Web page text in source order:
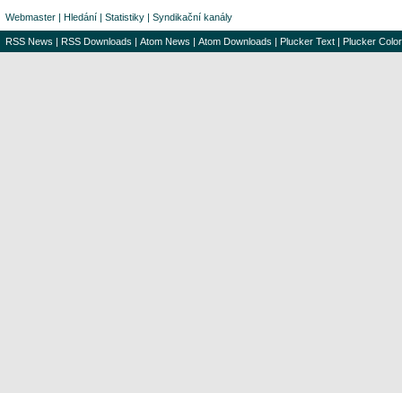
Webmaster | Hledání | Statistiky | Syndikační kanály
RSS News | RSS Downloads | Atom News | Atom Downloads | Plucker Text | Plucker Color